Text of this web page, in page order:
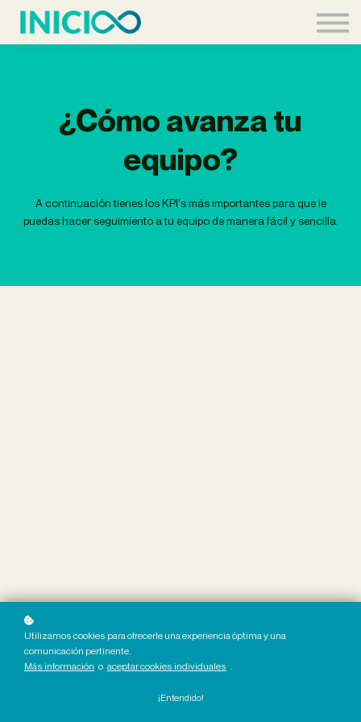
¿Cómo avanza tu
equipo?
A continuación tienes los KPI's más importantes para que le
puedas hacer seguimiento a tu equipo de manera fácil y sencilla.
Utilizamos cookies para ofrecerle una experiencia óptima y una
comunicación pertinente.
Más información o aceptar cookies individuales .
¡Entendido!